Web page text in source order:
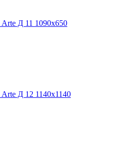
Д 11 1090х650
Д 12 1140х1140